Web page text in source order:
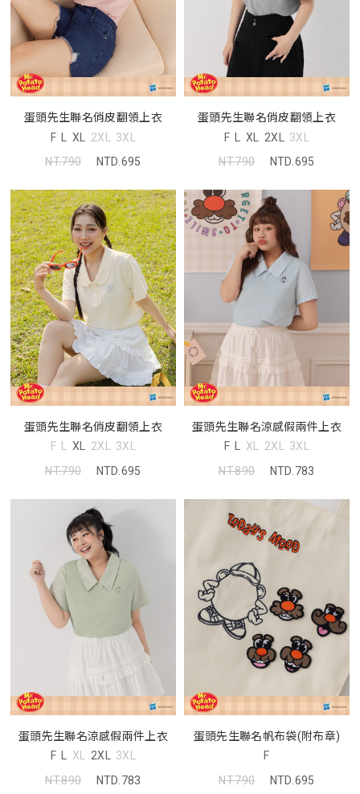
蛋頭先生聯名俏皮翻領上衣
F L XL 2XL 3XL
NT.790
NTD.695
蛋頭先生聯名俏皮翻領上衣
F L XL 2XL 3XL
NT.790
NTD.695
蛋頭先生聯名俏皮翻領上衣
F L XL 2XL 3XL
NT.790
NTD.695
蛋頭先生聯名涼感假兩件上衣
F L XL 2XL 3XL
NT.890
NTD.783
蛋頭先生聯名涼感假兩件上衣
F L XL 2XL 3XL
NT.890
NTD.783
蛋頭先生聯名帆布袋(附布章)
F
NT.790
NTD.695